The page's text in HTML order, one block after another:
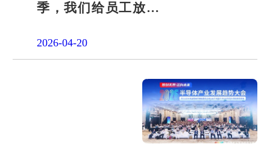
季，我们给员工放了
2026-04-20